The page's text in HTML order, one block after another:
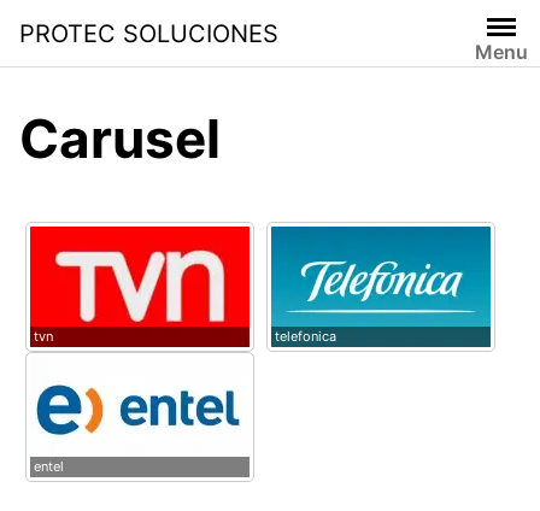
PROTEC SOLUCIONES
Menu
Carusel
tvn telefonica
entel